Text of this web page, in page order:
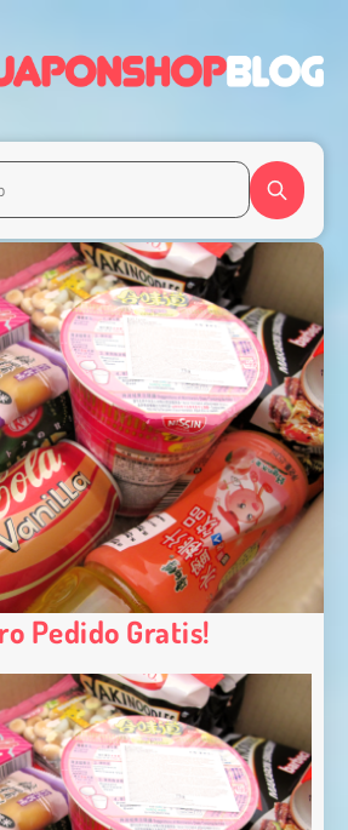
Pedido Gratis!